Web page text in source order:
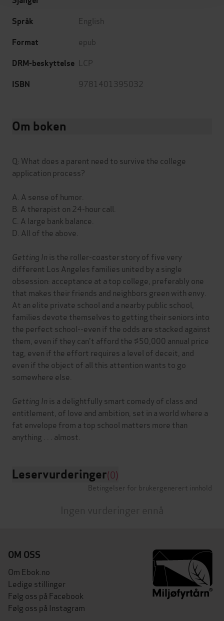
Språk
English
Format epub
DRM-beskyttelse LCP
ISBN 9781401395032
Om boken
Q: What does a parent need to survive the college
application process?
A. A sense of humor.
B. A therapist on 24-hour call.
C. A large bank balance.
D. All of the above.
Getting In is the roller-coaster story of five very
different Los Angeles families united by a single
obsession: acceptance at a top college, preferably one
that makes their friends and neighbors green with envy.
At an elite private school and a nearby public school,
families devote themselves to getting their seniors into
the perfect school--even if the odds are stacked against
them, even if they can't afford the $50,000 annual price
tag, even if the effort requires a level of deceit, and
even if the object of all this attention wants to go
somewhere else.
Getting In is a delightfully smart comedy of class and
entitlement, of love and ambition, set in a world where a
fat envelope from a top school matters more than
Leservurderinger(0)
Betingelser for brukergenerert innhold
Ingen vurderinger ennå
OM OSS
Om Ebok.no
Ledige stillinger
Følg oss på Facebook
Følg oss på Instagram